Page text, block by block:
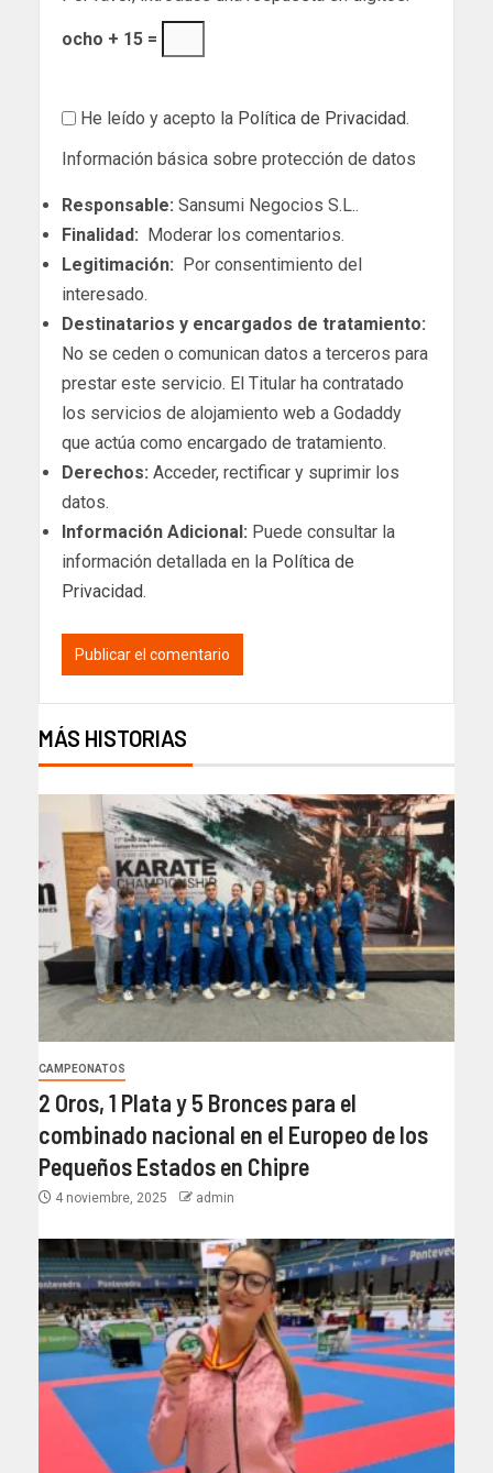
ocho + 15 =
He leído y acepto la Política de Privacidad.
Información básica sobre protección de datos
Responsable: Sansumi Negocios S.L..
Finalidad: Moderar los comentarios.
Legitimación: Por consentimiento del
interesado.
Destinatarios y encargados de tratamiento:
No se ceden o comunican datos a terceros para
prestar este servicio. El Titular ha contratado
los servicios de alojamiento web a Godaddy
que actúa como encargado de tratamiento.
Derechos: Acceder, rectificar y suprimir los
datos.
Información Adicional: Puede consultar la
información detallada en la Política de
Privacidad.
MÁS HISTORIAS
CAMPEONATOS
2 Oros, 1 Plata y 5 Bronces para el
combinado nacional en el Europeo de los
Pequeños Estados en Chipre
4 noviembre, 2025 admin